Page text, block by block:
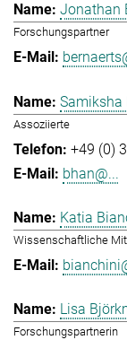
Jonathan
Forschungspartner
Samiksha
Assoziierte
+49 (0)
bhan@...
Katia
Wissenschaftliche
Lisa
Forschungspartnerin